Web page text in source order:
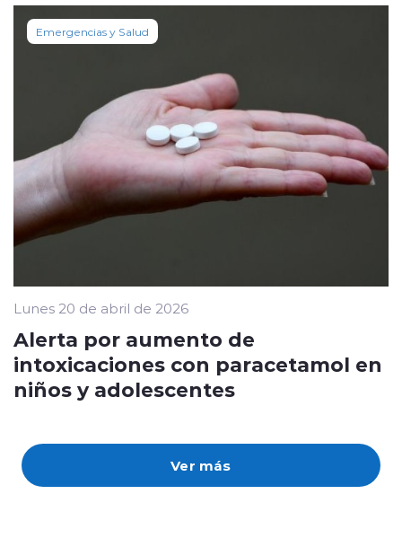
Ver más
Emergencias y Salud
Lunes 20 de abril de 2026
Alerta por aumento de
intoxicaciones con paracetamol en
niños y adolescentes